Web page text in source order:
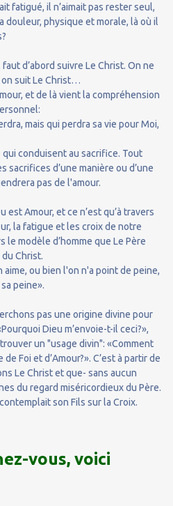
fatigué, il n’aimait pas rester seul,
douleur, physique et morale, là où il
d’abord suivre Le Christ. On ne
on suit Le Christ…
et de là vient la compréhension
mais qui perdra sa vie pour Moi,
qui conduisent au sacrifice. Tout
sacrifices d’une manière ou d’une
pas de l'amour.
est Amour, et ce n’est qu’à travers
la fatigue et les croix de notre
le modèle d’homme que Le Père
Christ.
aime, ou bien l'on n'a point de peine,
peine».
pas une origine divine pour
Dieu m’envoie-t-il ceci?»,
un "usage divin": «Comment
Foi et d’Amour?». C’est à partir de
Le Christ et que- sans aucun
du regard miséricordieux du Père.
son Fils sur la Croix.
vous, voici